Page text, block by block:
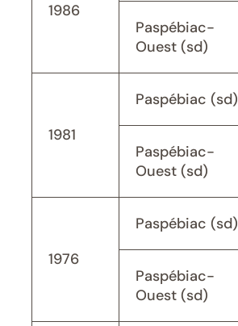
1986
Paspébiac-
Ouest (sd)
1981
Paspébiac (sd)
Paspébiac-
Ouest (sd)
1976
Paspébiac (sd)
Paspébiac-
Ouest (sd)